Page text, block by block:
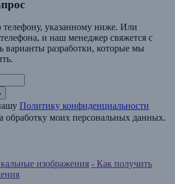
указанному ниже. Или
и наш менеджер свяжется с
варианты разработки, которые мы
Политику конфиденциальности
обработку моих персональных данных.
изображения - Как получить